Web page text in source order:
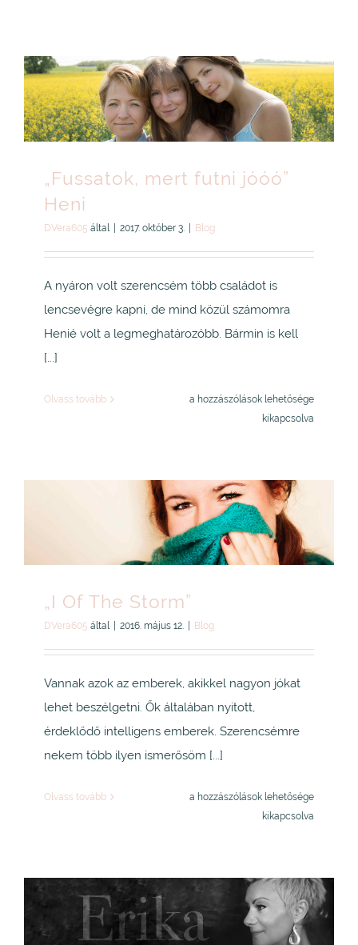
„Fussatok, mert futni jóóó”
Heni
DVera605 által 2017. október 3. Blog
A nyáron volt szerencsém több családot is
lencsevégre kapni, de mind közül számomra
Henié volt a legmeghatározóbb. Bármin is kell
[...]
Olvass tovább
„Fussatok,
bejegyzéshez
a hozzászólások lehetősége
kikapcsolva
„I Of The Storm”
DVera605 által 2016. május 12. Blog
Vannak azok az emberek, akikkel nagyon jókat
lehet beszélgetni. Ők általában nyitott,
érdeklődő intelligens emberek. Szerencsémre
nekem több ilyen ismerősöm [...]
Olvass tovább
„I
a hozzászólások lehetősége
kikapcsolva